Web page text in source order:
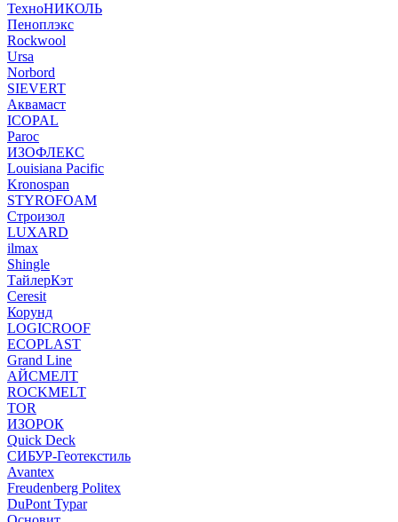
ТехноНИКОЛЬ
Пеноплэкс
Rockwool
Ursa
Norbord
SIEVERT
Аквамаст
ICOPAL
Paroc
ИЗОФЛЕКС
Louisiana Pacific
Kronospan
STYROFOAM
Строизол
LUXARD
ilmax
Shingle
ТайлерКэт
Ceresit
Корунд
LOGICROOF
ECOPLAST
Grand Line
АЙСМЕЛТ
ROCKMELT
TOR
ИЗОРОК
Quick Deck
СИБУР-Геотекстиль
Avantex
Freudenberg Politex
DuPont Typar